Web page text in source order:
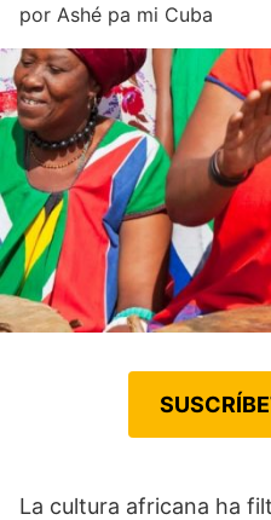
por Ashé pa mi Cuba
La cultura africana ha